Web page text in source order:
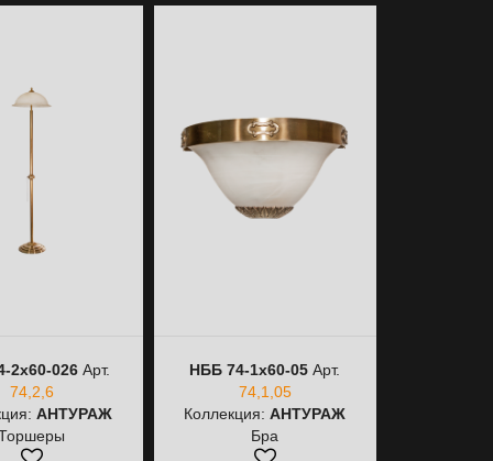
2х60-026Арт.
74,2,6
АНТУРАЖ
НББ 74-1х60-05 Арт.
74,1,05
Коллекция: АНТУРАЖ
Бра